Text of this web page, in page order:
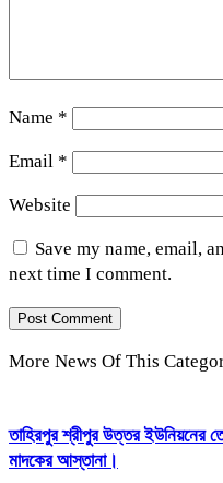
Name *
Email *
Website
Save my name, email,
next time I comment.
More News Of This
তাহিরপুর শ্রীপুর উত্তর ইউনিয়নের
মাদকের আস্তানা।